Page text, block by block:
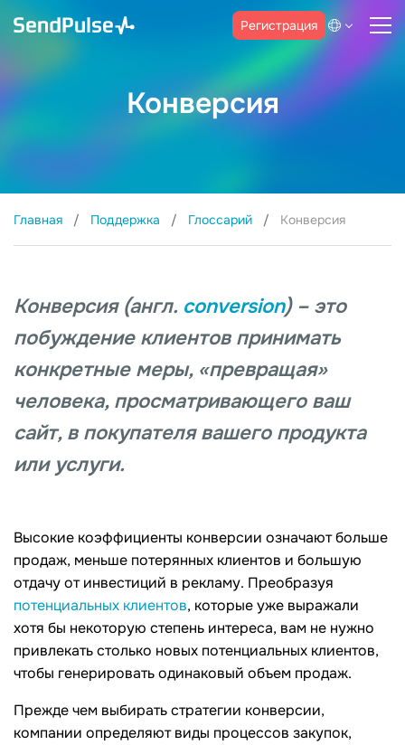
Регистрация
Конверсия
Главная Поддержка Глоссарий Конверсия
Конверсия (англ. conversion) – это
побуждение клиентов принимать
конкретные меры, «превращая»
человека, просматривающего ваш
сайт, в покупателя вашего продукта
или услуги.
Высокие коэффициенты конверсии означают больше
продаж, меньше потерянных клиентов и большую
отдачу от инвестиций в рекламу. Преобразуя
потенциальных клиентов, которые уже выражали
хотя бы некоторую степень интереса, вам не нужно
привлекать столько новых потенциальных клиентов,
чтобы генерировать одинаковый объем продаж.
Прежде чем выбирать стратегии конверсии,
компании определяют виды процессов закупок,